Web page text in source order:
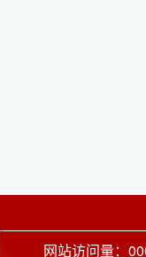
网站访问量：